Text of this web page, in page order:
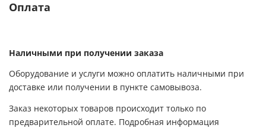
Оплата
Наличными при получении заказа
Оборудование и услуги можно оплатить наличными при
доставке или получении в пункте самовывоза.
Заказ некоторых товаров происходит только по
предварительной оплате. Подробная информация